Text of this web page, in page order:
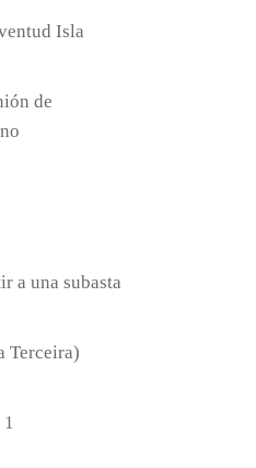
Isla
de
a una subasta
Terceira)